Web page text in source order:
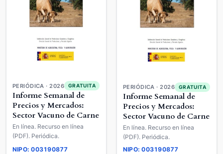
PERIÓDICA · 2026 GRATUITA
Informe Semanal de
Precios y Mercados:
Sector Vacuno de Carne
En línea. Recurso en línea
(PDF). Periódica.
NIPO: 003190877
PERIÓDICA · 2026 GRATUITA
Informe Semanal de
Precios y Mercados:
Sector Vacuno de Carne
En línea. Recurso en línea
(PDF). Periódica.
NIPO: 003190877